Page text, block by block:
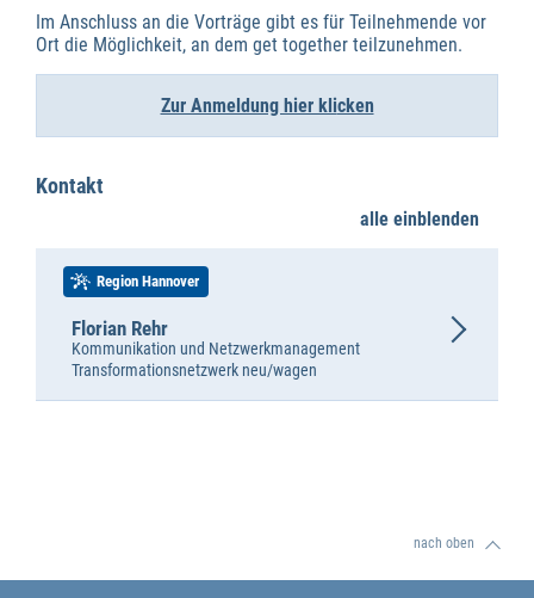
Im Anschluss an die Vorträge gibt es für Teilnehmende vor
Ort die Möglichkeit, an dem get together teilzunehmen.
Zur Anmeldung hier klicken
Kontakt
alle einblenden
Region Hannover
Kommunikation und Netzwerkmanagement
Transformationsnetzwerk neu/wagen
Florian Rehr
nach oben